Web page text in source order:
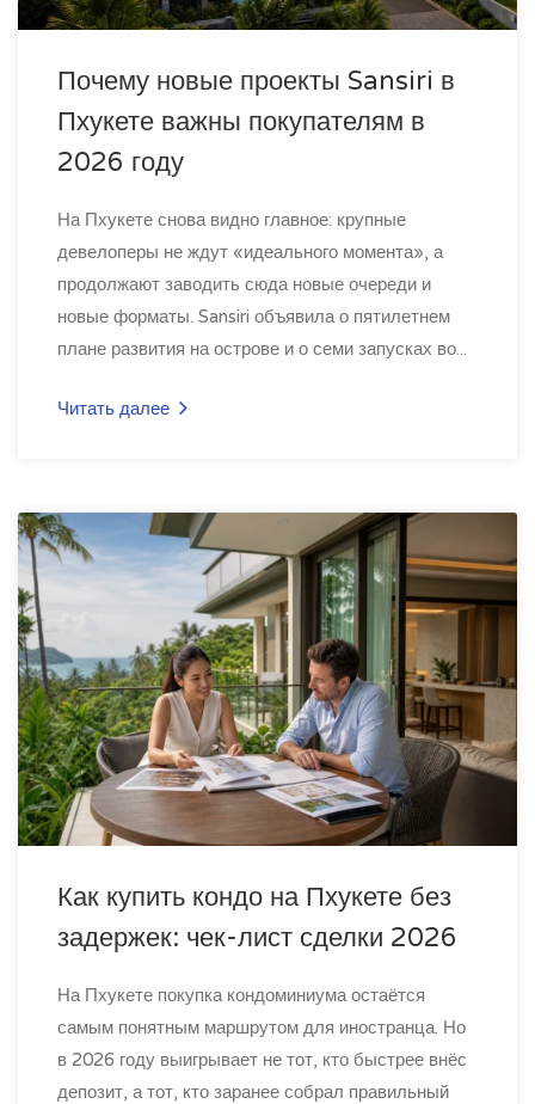
Почему новые проекты Sansiri в
Пхукете важны покупателям в
2026 году
На Пхукете снова видно главное: крупные
девелоперы не ждут «идеального момента», а
продолжают заводить сюда новые очереди и
новые форматы. Sansiri объявила о пятилетнем
плане развития на острове и о семи запусках во...
Читать далее
Как купить кондо на Пхукете без
задержек: чек-лист сделки 2026
На Пхукете покупка кондоминиума остаётся
самым понятным маршрутом для иностранца. Но
в 2026 году выигрывает не тот, кто быстрее внёс
депозит, а тот, кто заранее собрал правильный